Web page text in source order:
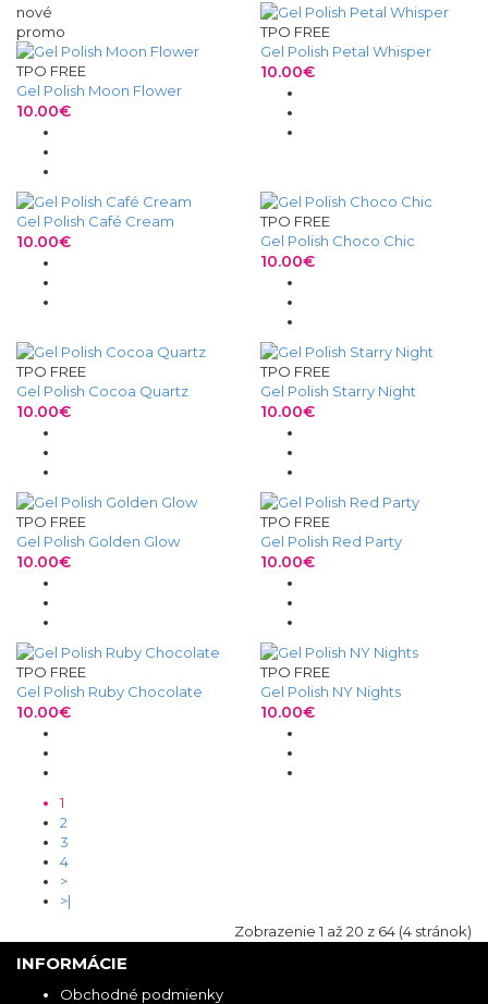
nové
promo
TPO FREE
Gel Polish Moon Flower
10.00€
TPO FREE
Gel Polish Petal Whisper
10.00€
Gel Polish Café Cream
10.00€
TPO FREE
Gel Polish Choco Chic
10.00€
TPO FREE
Gel Polish Cocoa Quartz
10.00€
TPO FREE
Gel Polish Starry Night
10.00€
TPO FREE
Gel Polish Golden Glow
10.00€
TPO FREE
Gel Polish Red Party
10.00€
TPO FREE
Gel Polish Ruby Chocolate
10.00€
TPO FREE
Gel Polish NY Nights
10.00€
1
2
3
4
>
>|
Zobrazenie 1 až 20 z 64 (4 stránok)
INFORMÁCIE
Obchodné podmienky